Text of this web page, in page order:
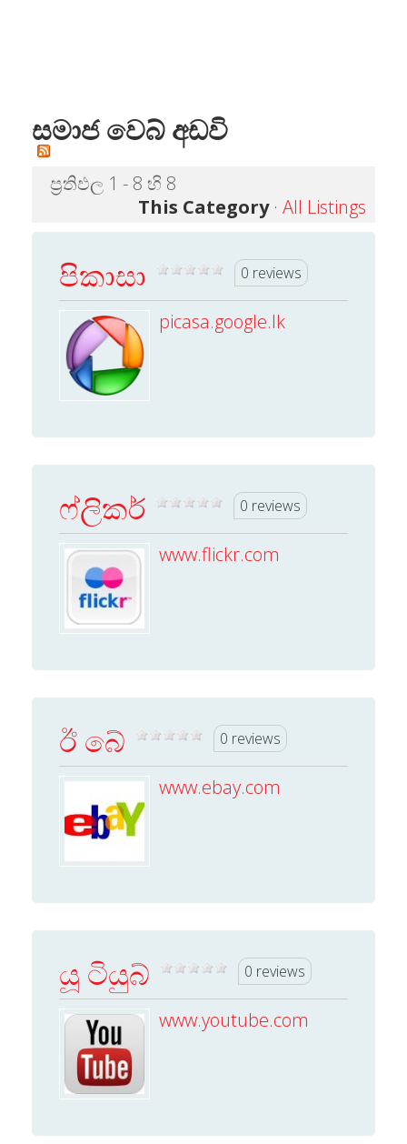
සමාජ වෙබ් අඩවි
ප්‍රතිඵල 1 - 8 හි 8
This Category· All Listings
පිකාසා 0 reviews
picasa.google.lk
ෆ්ලිකර් 0 reviews
www.flickr.com
ඊ බේ 0 reviews
www.ebay.com
යූ ටියුබ් 0 reviews
www.youtube.com